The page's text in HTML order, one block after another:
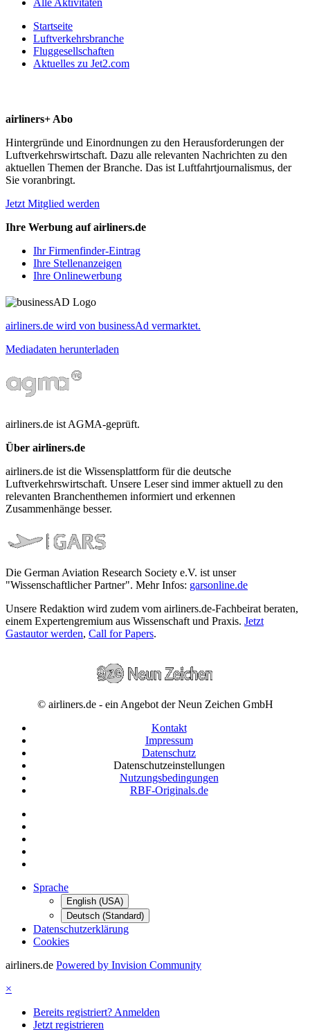
Startseite
Luftverkehrsbranche
Fluggesellschaften
Aktuelles zu Jet2.com
airliners+ Abo
Hintergründe und Einordnungen zu den Herausforderungen der
Luftverkehrswirtschaft. Dazu alle relevanten Nachrichten zu den
aktuellen Themen der Branche. Das ist Luftfahrtjournalismus, der
Sie voranbringt.
Jetzt Mitglied werden
Ihre Werbung auf airliners.de
Ihr Firmenfinder-Eintrag
Ihre Stellenanzeigen
Ihre Onlinewerbung
airliners.de wird von businessAd vermarktet.
Mediadaten herunterladen
airliners.de ist AGMA-geprüft.
Über airliners.de
airliners.de ist die Wissensplattform für die deutsche
Luftverkehrswirtschaft. Unsere Leser sind immer aktuell zu den
relevanten Branchenthemen informiert und erkennen
Zusammenhänge besser.
Die German Aviation Research Society e.V. ist unser
"Wissenschaftlicher Partner". Mehr Infos: garsonline.de
Unsere Redaktion wird zudem vom airliners.de-Fachbeirat beraten,
einem Expertengremium aus Wissenschaft und Praxis. Jetzt
Gastautor werden, Call for Papers.
© airliners.de - ein Angebot der Neun Zeichen GmbH
Kontakt
Impressum
Datenschutz
Datenschutzeinstellungen
Nutzungsbedingungen
RBF-Originals.de
Sprache
English (USA)
Deutsch (Standard)
Datenschutzerklärung
Cookies
airliners.de Powered by Invision Community
×
Bereits registriert? Anmelden
Jetzt registrieren